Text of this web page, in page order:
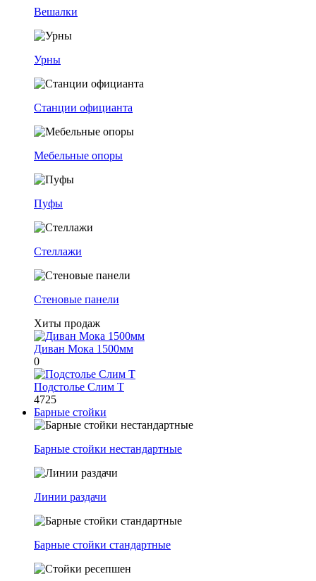
Вешалки
Урны
Станции официанта
Мебельные опоры
Пуфы
Стеллажи
Стеновые панели
Хиты продаж
Диван Мока 1500мм
0
Подстолье Слим Т
4725
Барные стойки
Барные стойки нестандартные
Линии раздачи
Барные стойки стандартные